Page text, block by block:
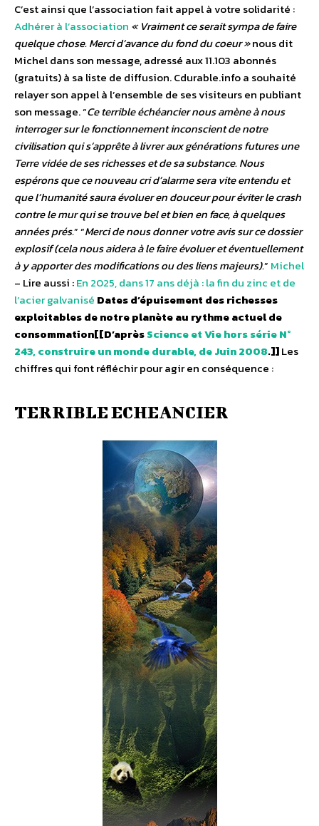
C’est ainsi que l’association fait appel à votre solidarité :
Adhérer à l’association « Vraiment ce serait sympa de faire
quelque chose. Merci d’avance du fond du coeur »nous dit
Michel dans son message, adressé aux 11.103 abonnés
(gratuits) à sa liste de diffusion. Cdurable.info a souhaité
relayer son appel à l’ensemble de ses visiteurs en publiant
son message. “Ce terrible échéancier nous amène à nous
interroger sur le fonctionnement inconscient de notre
civilisation qui s’apprête à livrer aux générations futures une
Terre vidée de ses richesses et de sa substance. Nous
espérons que ce nouveau cri d’alarme sera vite entendu et
que l’humanité saura évoluer en douceur pour éviter le crash
contre le mur qui se trouve bel et bien en face, à quelques
années prés.” “Merci de nous donner votre avis sur ce dossier
explosif (cela nous aidera à le faire évoluer et éventuellement
à y apporter des modifications ou des liens majeurs).” Michel
– Lire aussi :En 2025, dans 17 ans déjà : la fin du zinc et de
l’acier galvanisé Dates d’épuisement des richesses
exploitables de notre planète au rythme actuel de
consommation[[D’aprèsScience et Vie hors série N°
243, construire un monde durable, de Juin 2008.]]Les
chiffres qui font réfléchir pour agir en conséquence :
TERRIBLE ECHEANCIER